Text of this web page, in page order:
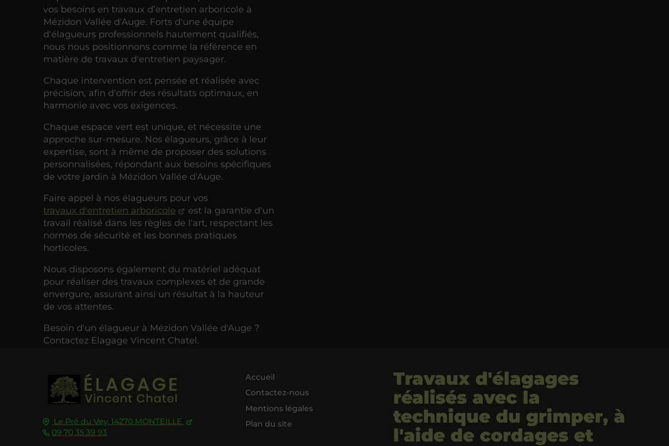
vos besoins en travaux d’entretien arboricole à
Mézidon Vallée d'Auge. Forts d'une équipe
d'élagueurs professionnels hautement qualifiés,
nous nous positionnons comme la référence en
matière de travaux d'entretien paysager.
Chaque intervention est pensée et réalisée avec
précision, afin d'offrir des résultats optimaux, en
harmonie avec vos exigences.
Chaque espace vert est unique, et nécessite une
approche sur-mesure. Nos élagueurs, grâce à leur
expertise, sont à même de proposer des solutions
personnalisées, répondant aux besoins spécifiques
de votre jardin à Mézidon Vallée d'Auge.
Faire appel à nos élagueurs pour vos
travaux d'entretien arboricole
est la garantie d'un
travail réalisé dans les règles de l'art, respectant les
normes de sécurité et les bonnes pratiques
horticoles.
Nous disposons également du matériel adéquat
pour réaliser des travaux complexes et de grande
envergure, assurant ainsi un résultat à la hauteur
de vos attentes.
Besoin d'un élagueur à Mézidon Vallée d'Auge ?
Contactez Elagage Vincent Chatel.
Le Pré du Vey, 14270 MONTEILLE
09 70 35 39 93
Accueil
Contactez-nous
Mentions légales
Plan du site
Travaux d'élagages
réalisés avec la
technique du grimper, à
l'aide de cordages et